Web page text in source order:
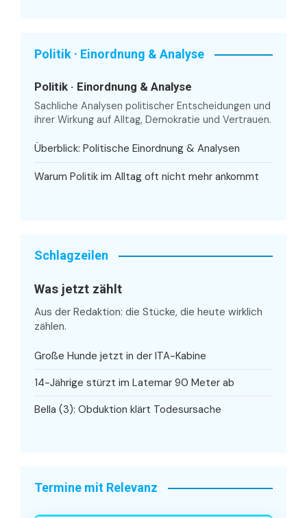
Politik · Einordnung & Analyse
Politik · Einordnung & Analyse
Sachliche Analysen politischer Entscheidungen und
ihrer Wirkung auf Alltag, Demokratie und Vertrauen.
Überblick: Politische Einordnung & Analysen
Warum Politik im Alltag oft nicht mehr ankommt
Schlagzeilen
Was jetzt zählt
Aus der Redaktion: die Stücke, die heute wirklich
zählen.
Große Hunde jetzt in der ITA-Kabine
14-Jährige stürzt im Latemar 90 Meter ab
Bella (3): Obduktion klärt Todesursache
Termine mit Relevanz